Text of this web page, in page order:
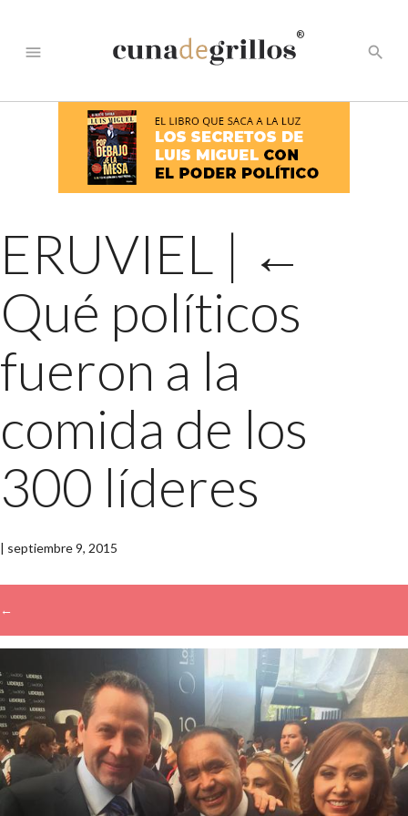
menu
®
search
ERUVIEL | ←
Qué políticos
fueron a la
comida de los
300 líderes
| septiembre 9, 2015
←